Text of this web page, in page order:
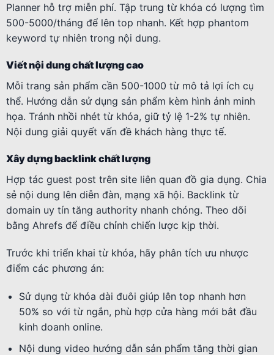
Planner hỗ trợ miễn phí. Tập trung từ khóa có lượng tìm
500-5000/tháng để lên top nhanh. Kết hợp phantom
keyword tự nhiên trong nội dung.
Viết nội dung chất lượng cao
Mỗi trang sản phẩm cần 500-1000 từ mô tả lợi ích cụ
thể. Hướng dẫn sử dụng sản phẩm kèm hình ảnh minh
họa. Tránh nhồi nhét từ khóa, giữ tỷ lệ 1-2% tự nhiên.
Nội dung giải quyết vấn đề khách hàng thực tế.
Xây dựng backlink chất lượng
Hợp tác guest post trên site liên quan đồ gia dụng. Chia
sẻ nội dung lên diễn đàn, mạng xã hội. Backlink từ
domain uy tín tăng authority nhanh chóng. Theo dõi
bằng Ahrefs để điều chỉnh chiến lược kịp thời.
Trước khi triển khai từ khóa, hãy phân tích ưu nhược
điểm các phương án:
Sử dụng từ khóa dài đuôi giúp lên top nhanh hơn
50% so với từ ngắn, phù hợp cửa hàng mới bắt đầu
kinh doanh online.
Nội dung video hướng dẫn sản phẩm tăng thời gian